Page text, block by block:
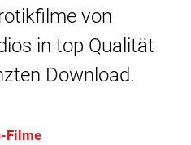
von
in top Qualität
Download.
Filme